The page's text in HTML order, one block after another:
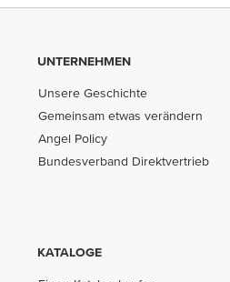
UNTERNEHMEN
Unsere Geschichte
Gemeinsam etwas verändern
Angel Policy
Bundesverband Direktvertrieb
KATALOGE